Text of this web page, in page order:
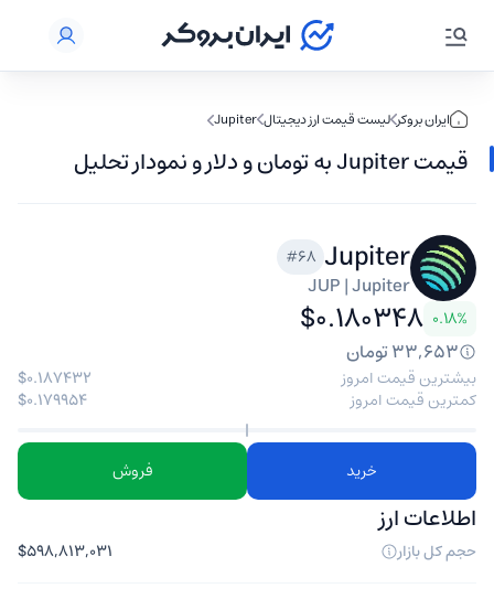
ایران بروکر لیست قیمت ارز دیجیتال Jupiter
قیمت Jupiter به تومان و دلار و نمودار تحلیل
Jupiter
#68
JUP | Jupiter
$۰.۱۸۰۳۴۸ ۰.۱۸%
۳۳,۶۵۳ تومان
بیشترین قیمت امروز
$۰.۱۸۷۴۳۲
کمترین قیمت امروز
$۰.۱۷۹۹۵۴
خرید فروش
اطلاعات ارز
حجم کل بازار $۵۹۸,۸۱۳,۰۳۱